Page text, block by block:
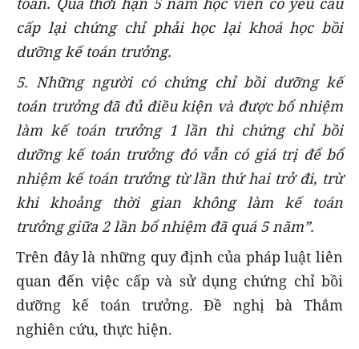
cấp lại chứng chỉ phải học lại khoá học bồi
dưỡng kế toán trưởng.
5. Những người có chứng chỉ bồi dưỡng kế
toán trưởng đã đủ điều kiện và được bổ nhiệm
làm kế toán trưởng 1 lần thì chứng chỉ bồi
dưỡng kế toán trưởng đó vẫn có giá trị để bổ
nhiệm kế toán trưởng từ lần thứ hai trở đi, trừ
khi khoảng thời gian không làm kế toán
trưởng giữa 2 lần bổ nhiệm đã quá 5 năm”.
Trên đây là những quy định của pháp luật liên
quan đến việc cấp và sử dụng chứng chỉ bồi
dưỡng kế toán trưởng. Đề nghị bà Thắm
nghiên cứu, thực hiện.